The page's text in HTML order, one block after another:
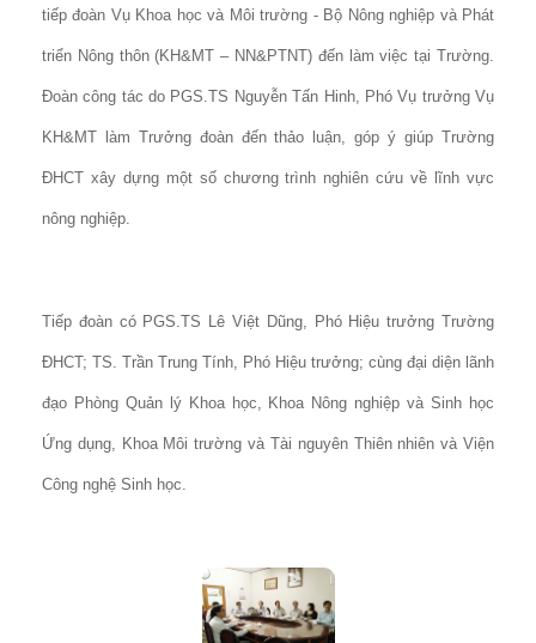
tiếp đoàn Vụ Khoa học và Môi trường - Bộ Nông nghiệp và Phát
triển Nông thôn (KH&MT – NN&PTNT) đến làm việc tại Trường.
Đoàn công tác do PGS.TS Nguyễn Tấn Hinh, Phó Vụ trưởng Vụ
KH&MT làm Trưởng đoàn đến thảo luận, góp ý giúp Trường
ĐHCT xây dựng một số chương trình nghiên cứu về lĩnh vực
nông nghiệp.
Tiếp đoàn có PGS.TS Lê Việt Dũng, Phó Hiệu trưởng Trường
ĐHCT; TS. Trần Trung Tính, Phó Hiệu trưởng; cùng đại diện lãnh
đạo Phòng Quản lý Khoa học, Khoa Nông nghiệp và Sinh học
Ứng dụng, Khoa Môi trường và Tài nguyên Thiên nhiên và Viện
Công nghệ Sinh học.